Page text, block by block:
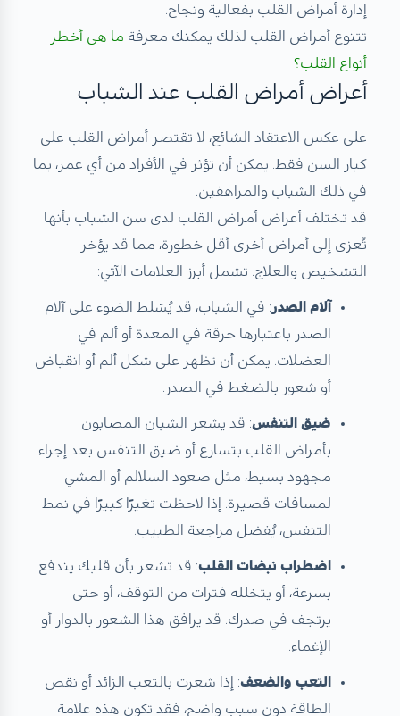
إدارة أمراض القلب بفعالية ونجاح.
تتنوع أمراض القلب لذلك يمكنك معرفة ما هى أخطر
أنواع القلب؟
أعراض أمراض القلب عند الشباب
على عكس الاعتقاد الشائع، لا تقتصر أمراض القلب على
كبار السن فقط. يمكن أن تؤثر في الأفراد من أي عمر، بما
في ذلك الشباب والمراهقين.
قد تختلف أعراض أمراض القلب لدى سن الشباب بأنها
تُعزى إلى أمراض أخرى أقل خطورة، مما قد يؤخر
التشخيص والعلاج. تشمل أبرز العلامات الآتي:
آلام الصدر : في الشباب، قد يُسَلط الضوء على آلام
الصدر باعتبارها حرقة في المعدة أو ألم في
العضلات. يمكن أن تظهر على شكل ألم أو انقباض
أو شعور بالضغط في الصدر.
ضيق التنفس: قد يشعر الشبان المصابون
بأمراض القلب بتسارع أو ضيق التنفس بعد إجراء
مجهود بسيط، مثل صعود السلالم أو المشي
لمسافات قصيرة. إذا لاحظت تغيرًا كبيرًا في نمط
التنفس، يُفضل مراجعة الطبيب.
اضطراب نبضات القلب: قد تشعر بأن قلبك يندفع
بسرعة، أو يتخلله فترات من التوقف، أو حتى
يرتجف في صدرك. قد يرافق هذا الشعور بالدوار أو
الإغماء.
التعب والضعف: إذا شعرت بالتعب الزائد أو نقص
الطاقة دون سبب واضح، فقد تكون هذه علامة